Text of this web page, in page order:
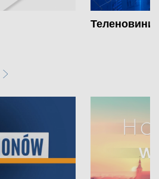
Теленовини